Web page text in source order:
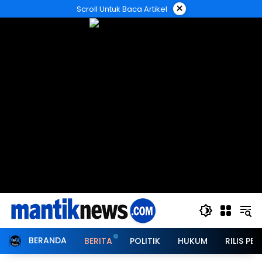
ke
Scroll Untuk Baca Artikel ×
BERANDA BERITA POLITIK HUKUM RILIS